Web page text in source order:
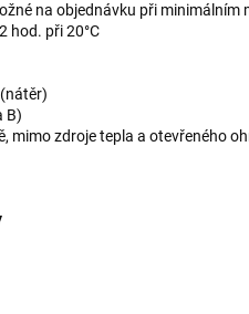
na objednávku při minimálním
hod. při 20°C
B)
mimo zdroje tepla a otevřeného